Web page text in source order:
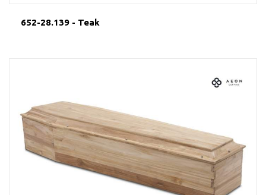
652-28.139 - Teak